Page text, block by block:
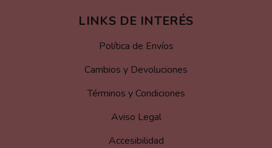
LINKS DE INTERÉS
Política de Envíos
Cambios y Devoluciones
Términos y Condiciones
Aviso Legal
Accesibilidad